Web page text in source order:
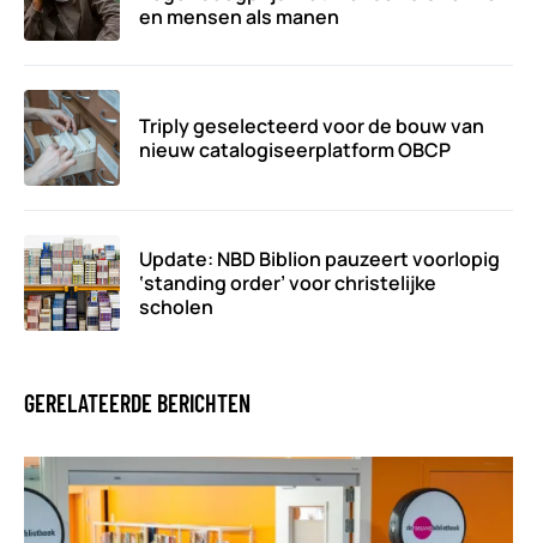
en mensen als manen
Triply geselecteerd voor de bouw van
nieuw catalogiseerplatform OBCP
Update: NBD Biblion pauzeert voorlopig
‘standing order’ voor christelijke
scholen
GERELATEERDE BERICHTEN